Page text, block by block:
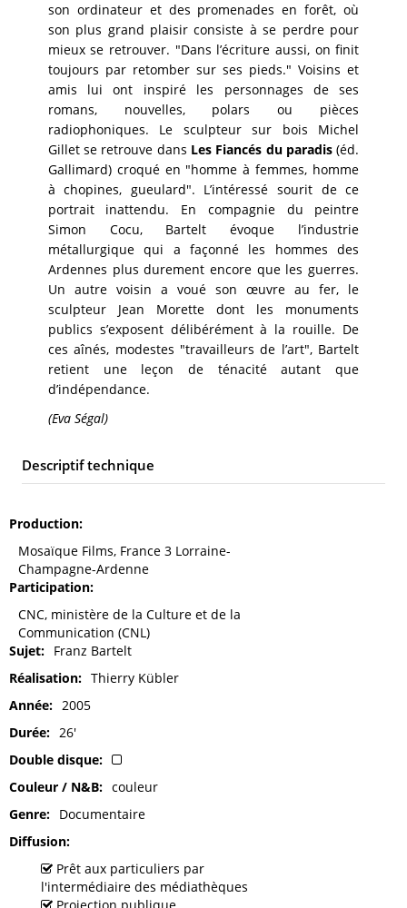
son ordinateur et des promenades en forêt, où
son plus grand plaisir consiste à se perdre pour
mieux se retrouver. "Dans l’écriture aussi, on finit
toujours par retomber sur ses pieds." Voisins et
amis lui ont inspiré les personnages de ses
romans, nouvelles, polars ou pièces
radiophoniques. Le sculpteur sur bois Michel
Gillet se retrouve dans Les Fiancés du paradis(éd.
Gallimard) croqué en "homme à femmes, homme
à chopines, gueulard". L’intéressé sourit de ce
portrait inattendu. En compagnie du peintre
Simon Cocu, Bartelt évoque l’industrie
métallurgique qui a façonné les hommes des
Ardennes plus durement encore que les guerres.
Un autre voisin a voué son œuvre au fer, le
sculpteur Jean Morette dont les monuments
publics s’exposent délibérément à la rouille. De
ces aînés, modestes "travailleurs de l’art", Bartelt
retient une leçon de ténacité autant que
d’indépendance.
(Eva Ségal)
Descriptif technique
Production
Mosaïque Films, France 3 Lorraine-
Champagne-Ardenne
Participation
CNC, ministère de la Culture et de la
Communication (CNL)
Sujet
Franz Bartelt
Réalisation
Thierry Kübler
Année
2005
Durée
26'
Double disque
Couleur / N&B
couleur
Genre
Documentaire
Diffusion
Prêt aux particuliers par
l'intermédiaire des médiathèques